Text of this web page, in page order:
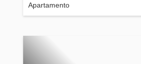
Apartamento